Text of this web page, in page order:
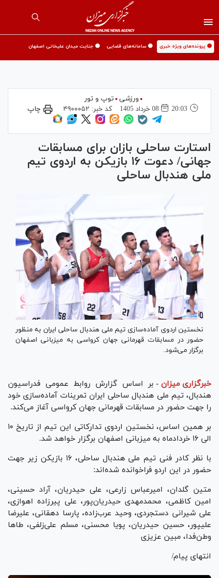
🟡 پرونده‌های ویژه خبری 🟡 سامانه‌های قضایی 🟡 جنایت میدان علیخانی اصفهان
ورزشی
توپ و تور
20:03
08 خرداد 1405 کد خبر: ۴۹۰۰۰۵۲ چاپ
استارت ساحلی بازان برای مسابقات
جهانی/ دعوت ۱۶ بازیکن به اردوی تیم
ملی هندبال ساحلی
نخستین اردوی آماده‌سازی تیم ملی هندبال ساحلی ایران به منظور
حضور در مسابقات قهرمانی جهان کرواسی به میزبانی اصفهان
برگزار می‌شود.
خبرگزاری میزان - بر اساس گزارش روابط عمومی فدراسیون
هندبال، تیم ملی هندبال ساحلی ایران تمرینات آماده‌سازی خود
را جهت حضور در مسابقات قهرمانی جهان کرواسی آغاز می‌کند.
بر همین اساس، نخستین اردوی تدارکاتی این تیم از تاریخ ۱۰
الی ۱۶ خردادماه به میزبانی اصفهان برگزار خواهد شد.
با نظر کادر فنی تیم ملی هندبال ساحلی، ۱۶ بازیکن زیر جهت
حضور در این اردو فراخوانده شده‌اند:
متین گلدان، امیرعباس زارعی، علی حیدریان، آراد حسینی،
امین کاظمی، محمدمهدی حیدریان‌پور، علی پیرزاده اهوازی،
علی شیرانی دستجردی، وحید عرب‌زاده، پارسا دهقانی، علیرضا
علیپور، حسین حیدریان، پویا محسنی، مسلم علی‌زلفی، طا‌ها
وطن‌فدا، مبین عزیزی
انتهای پیام/